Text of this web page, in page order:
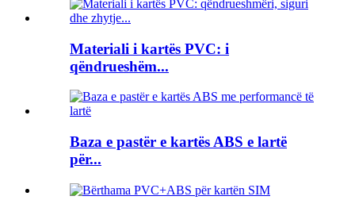
Materiali i kartës PVC: i
qëndrueshëm...
Baza e pastër e kartës ABS e lartë
për...